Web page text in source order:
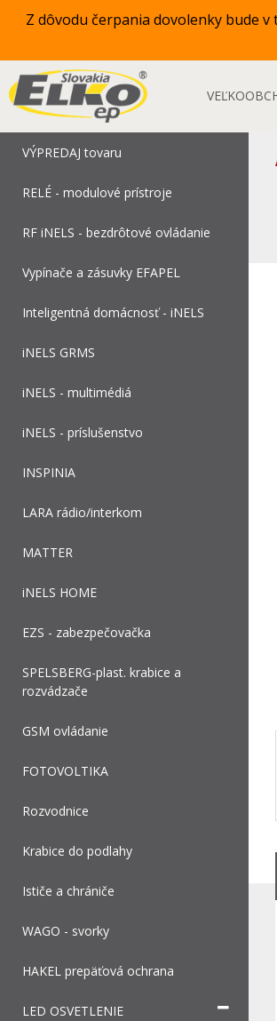
Z dôvodu čerpania dovolenky bude v
VÝPREDAJ tovaru
RELÉ - modulové prístroje
RF iNELS - bezdrôtové ovládanie
Vypínače a zásuvky EFAPEL
Inteligentná domácnosť - iNELS
iNELS GRMS
iNELS - multimédiá
iNELS - príslušenstvo
INSPINIA
LARA rádio/interkom
MATTER
iNELS HOME
EZS - zabezpečovačka
SPELSBERG-plast. krabice a
rozvádzače
GSM ovládanie
FOTOVOLTIKA
Rozvodnice
Krabice do podlahy
Ističe a chrániče
WAGO - svorky
HAKEL prepäťová ochrana
LED OSVETLENIE